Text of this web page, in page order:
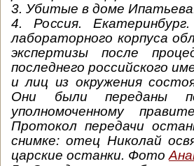
3. Убитые в доме
4. Россия.
лабораторного корпуса
экспертизы после
последнего российского
и лиц из окружения
Они были переданы
уполномоченному
Протокол передачи
снимке: отец Николай
царские останки. Фото